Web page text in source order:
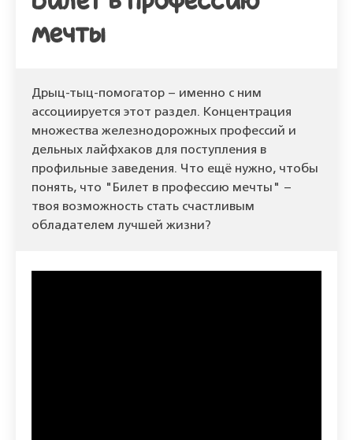
мечты
Дрыц-тыц-помогатор – именно с ним
ассоциируется этот раздел. Концентрация
множества железнодорожных профессий и
дельных лайфхаков для поступления в
профильные заведения. Что ещё нужно, чтобы
понять, что "Билет в профессию мечты" –
твоя возможность стать счастливым
обладателем лучшей жизни?